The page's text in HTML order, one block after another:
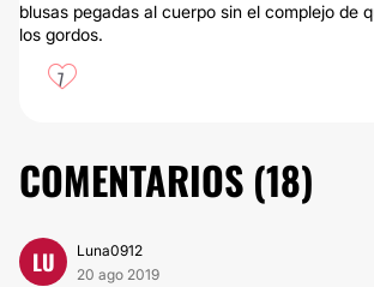
blusas pegadas al cuerpo sin el complejo de
los gordos.
7
COMENTARIOS (18)
LU
Luna0912
20 ago 2019